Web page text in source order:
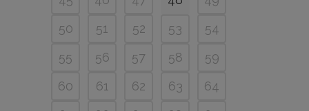
50
51 52 53
54
55
56 57 58
59
60
61 62 63
64